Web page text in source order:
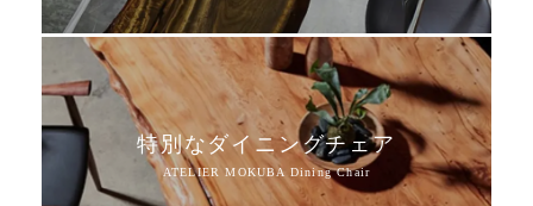
特別なダイニングチェア